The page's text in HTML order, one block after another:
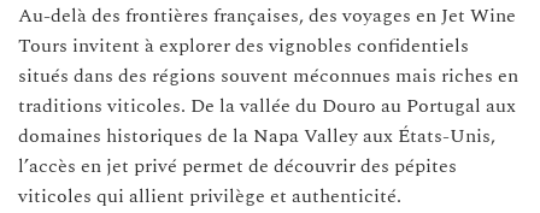
Au-delà des frontières françaises, des voyages en Jet Wine
Tours invitent à explorer des vignobles confidentiels
situés dans des régions souvent méconnues mais riches en
traditions viticoles. De la vallée du Douro au Portugal aux
domaines historiques de la Napa Valley aux États-Unis,
l’accès en jet privé permet de découvrir des pépites
viticoles qui allient privilège et authenticité.